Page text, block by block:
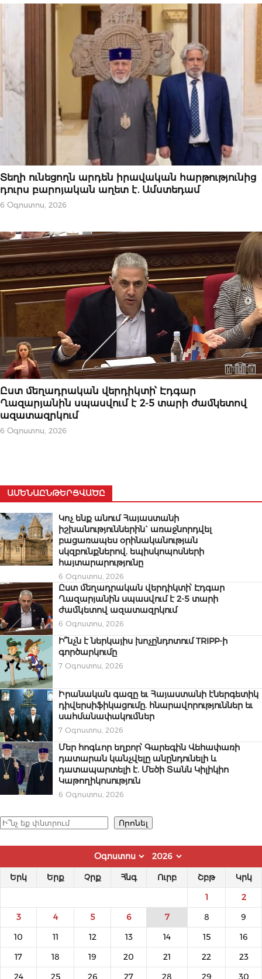
ԿԱՐԵՎՈՐԸ
Տեղի ունեցողն արդեն իրավական հարթությունից
դուրս բարոյական աղետ է. Ամստեդամ
6 Օգոստոս, 2026
ԿԱՐԵՎՈՐԸ
Ըստ մեղադրական վերդիկտի՝ Էդգար
Ղազարյանին սպասվում է 2-5 տարի ժամկետով
ազատազրկում
6 Օգոստոս, 2026
ԱՄԵՆԱԸՆԹԵՐՑՎԱԾԸ
Կոչ ենք անում Հայաստանի
իշխանություններին` առաջնորդվել
բացառապես օրինականության
սկզբունքներով. եպիսկոպոսների
հայտարարությունը
6 Օգոստոս, 2026
Ըստ մեղադրական վերդիկտի՝ Էդգար
Ղազարյանին սպասվում է 2-5 տարի
ժամկետով ազատազրկում
6 Օգոստոս, 2026
Ի՞նչն է ներկայիս խոչընդոտում TRIPP-ի
գործարկումը
7 Օգոստոս, 2026
Իրանական գազը եւ Հայաստանի էներգետիկ
դիվերսիֆիկացումը. հնարավորություններ եւ
սահմանափակումներ
7 Օգոստոս, 2026
Մեր հոգևոր եղբոր՝ Գարեգին Վեհափառի
դատարան կանչվելը անընդունելի և
դատապարտելի է. Մեծի Տանն Կիլիկիո
Կաթողիկոսություն
6 Օգոստոս, 2026
Որոնել Որոնել
Երկ Երք Չրք Հնգ Ուրբ Շբթ Կրկ
1 2
3 4 5 6 7 8 9
10 11 12 13 14 15 16
17 18 19 20 21 22 23
24 25 26 27 28 29 30